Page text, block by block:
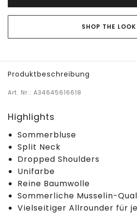
SHOP THE LOOK
Produktbeschreibung
Art. Nr.: A34645616618
Highlights
Sommerbluse
Split Neck
Dropped Shoulders
Unifarbe
Reine Baumwolle
Sommerliche Musselin-
Vielseitiger Allrounder für